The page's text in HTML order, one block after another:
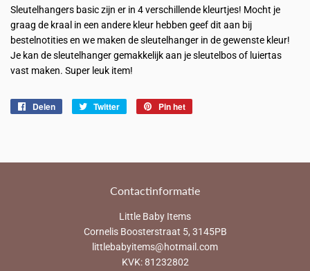
Sleutelhangers basic zijn er in 4 verschillende kleurtjes! Mocht je
graag de kraal in een andere kleur hebben geef dit aan bij
bestelnotities en we maken de sleutelhanger in de gewenste kleur!
Je kan de sleutelhanger gemakkelijk aan je sleutelbos of luiertas
vast maken. Super leuk item!
Delen
Delen
Twitter
TwitterenPin het
Contactinformatie
Little Baby Items
Cornelis Boosterstraat 5, 3145PB
littlebabyitems@hotmail.com
KVK: 81232802